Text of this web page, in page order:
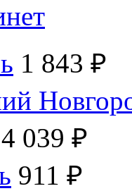
1 843 ₽
4 039 ₽
911 ₽